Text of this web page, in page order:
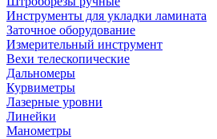
Инструменты для укладки ламината
Заточное оборудование
Измерительный инструмент
Вехи телескопические
Дальномеры
Курвиметры
Лазерные уровни
Линейки
Манометры